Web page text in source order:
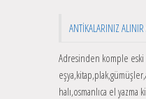
ANTIKALARINIZ
Adresinden komple eski
halı,osmanlıca el